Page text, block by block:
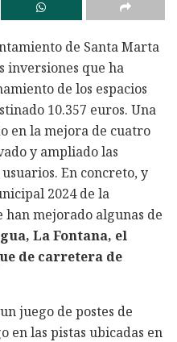
de Santa Marta
inversiones que ha
de los espacios
10.357 euros. Una
en la mejora de cuatro
y ampliado las
En concreto, y
2024 de la
han mejorado algunas de
La Fontana, el
de carretera de
juego de postes de
en las pistas ubicadas en